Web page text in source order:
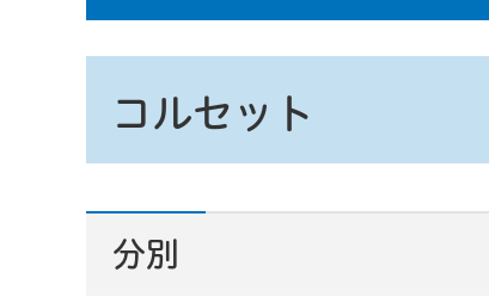
コルセット
分別